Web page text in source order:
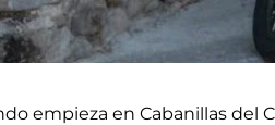
empieza en Cabanillas del